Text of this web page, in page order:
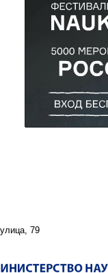
79